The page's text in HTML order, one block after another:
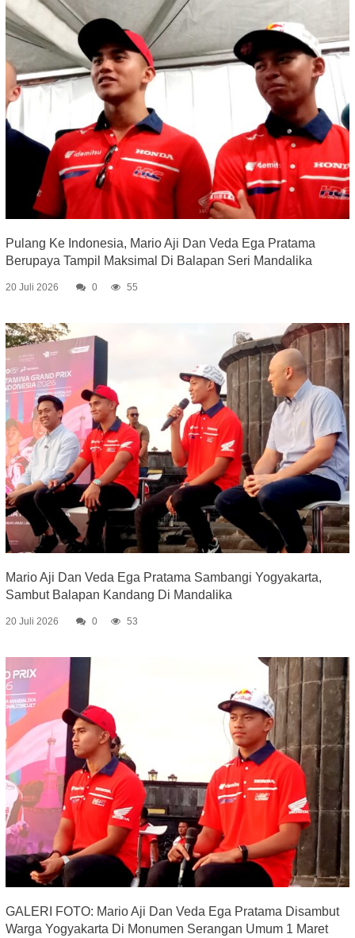
Pulang Ke Indonesia, Mario Aji Dan Veda Ega Pratama
Berupaya Tampil Maksimal Di Balapan Seri Mandalika
20 Juli 2026 0 55
Mario Aji Dan Veda Ega Pratama Sambangi Yogyakarta,
Sambut Balapan Kandang Di Mandalika
20 Juli 2026 0 53
GALERI FOTO: Mario Aji Dan Veda Ega Pratama Disambut
Warga Yogyakarta Di Monumen Serangan Umum 1 Maret